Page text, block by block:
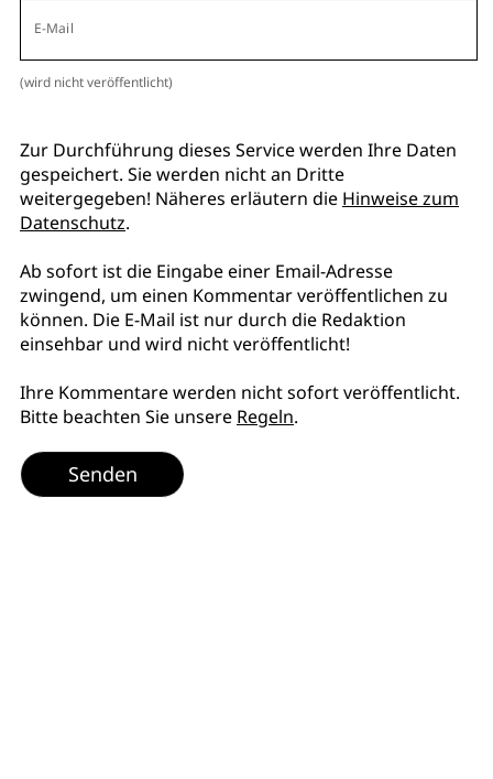
E-Mail
(wird nicht veröffentlicht)
Zur Durchführung dieses Service werden Ihre Daten
gespeichert. Sie werden nicht an Dritte
weitergegeben! Näheres erläutern die Hinweise zum
Datenschutz.
Ab sofort ist die Eingabe einer Email-Adresse
zwingend, um einen Kommentar veröffentlichen zu
können. Die E-Mail ist nur durch die Redaktion
einsehbar und wird nicht veröffentlicht!
Ihre Kommentare werden nicht sofort veröffentlicht.
Bitte beachten Sie unsere Regeln.
Senden